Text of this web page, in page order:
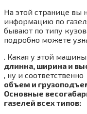
На этой странице вы
информацию по
бывают по типу
подробно можете
. Какая у этой
длинна, ширина и
, ну и соответственно
объем и
Основные
газелей всех типов: